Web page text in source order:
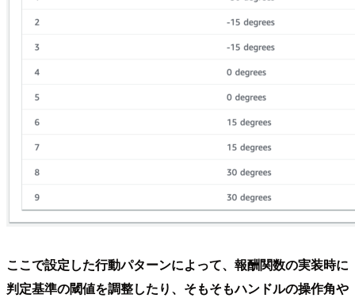
ここで設定した行動パターンによって、報酬関数の実装時に
判定基準の閾値を調整したり、そもそもハンドルの操作角や